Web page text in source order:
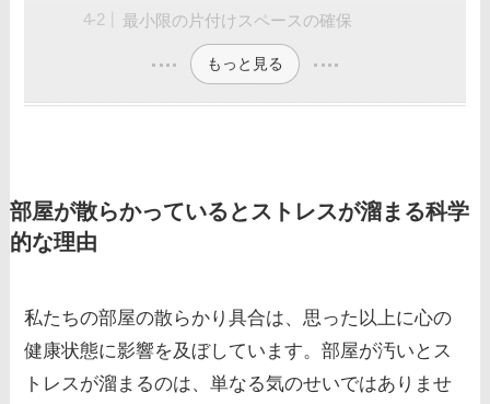
最小限の片付けスペースの確保
もっと見る
部屋が散らかっているとストレスが溜まる科学
的な理由
私たちの部屋の散らかり具合は、思った以上に心の
健康状態に影響を及ぼしています。部屋が汚いとス
トレスが溜まるのは、単なる気のせいではありませ